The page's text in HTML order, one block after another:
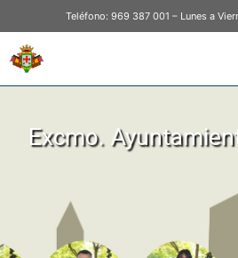
Teléfono: 969 387 001 – Lunes a
Excmo.